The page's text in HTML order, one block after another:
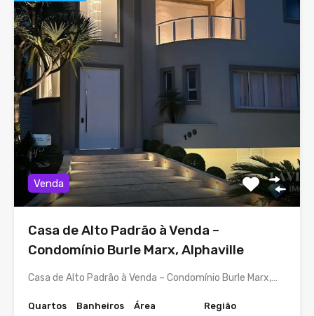
Venda
Casa de Alto Padrão à Venda –
Condomínio Burle Marx, Alphaville
Casa de Alto Padrão à Venda – Condomínio Burle Marx,…
Quartos
Banheiros
Área
Região